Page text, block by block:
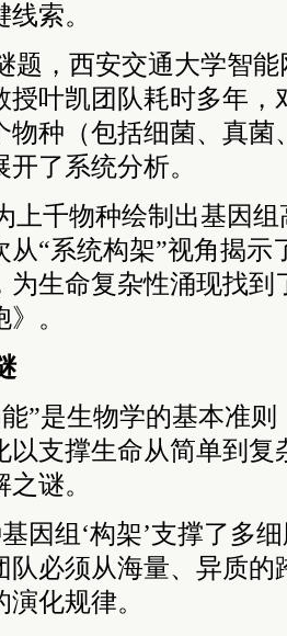
索。
题，西安交通大学智
授叶凯团队耗时多年，
物种（包括细菌、真
了系统分析。
上千物种绘制出基因
从“系统构架”视角揭示
为生命复杂性涌现找到
。
”是生物学的基本准
以支撑生命从简单到复
谜。
因组‘构架’支撑了多
队必须从海量、异质的
化规律。